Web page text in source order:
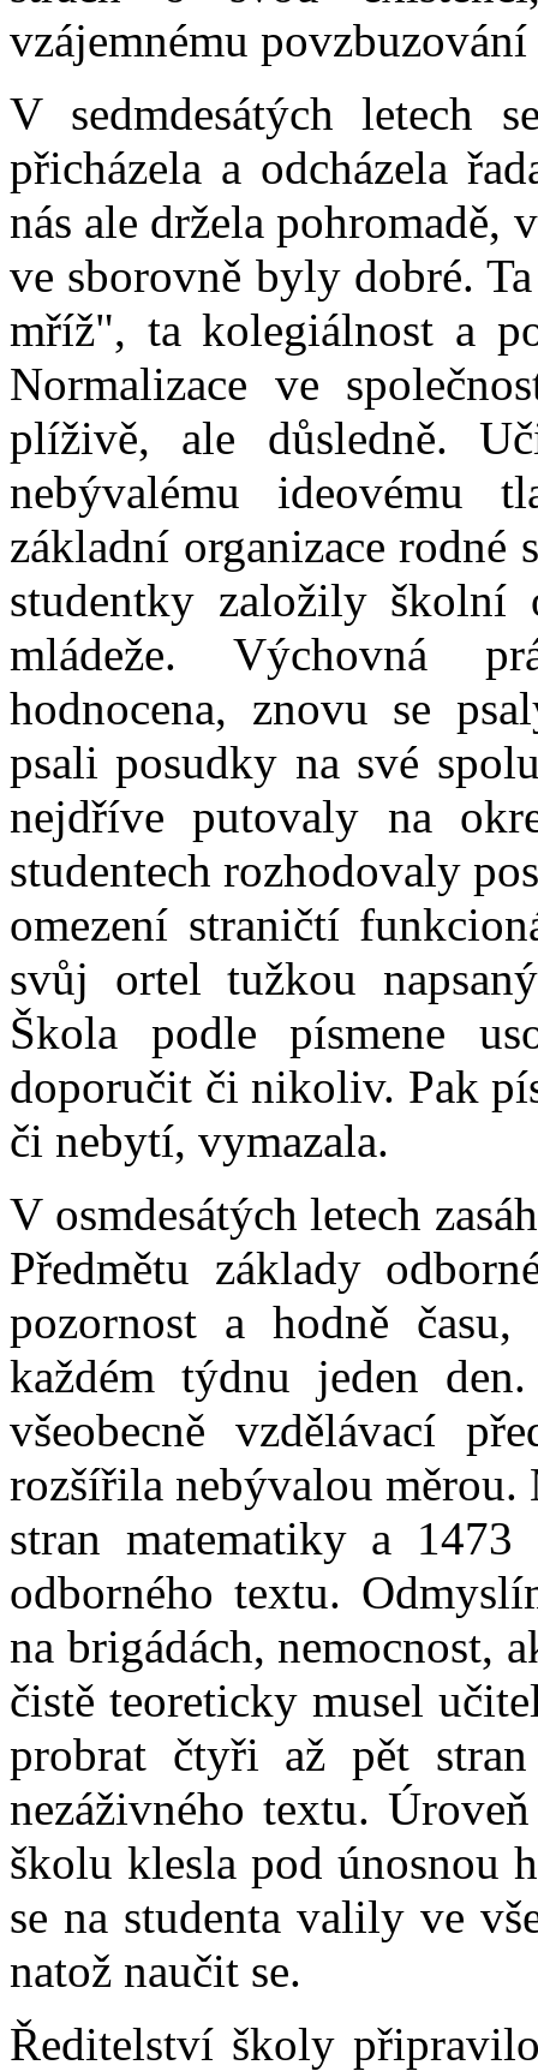
vzájemnému
V sedmdesátých letech
přicházela a odcházela
nás ale držela pohromadě,
ve sborovně byly dobré.
mříž", ta kolegiálnost a
Normalizace ve
plíživě, ale důsledně.
nebývalému ideovému
základní organizace rodné
studentky založily školní
mládeže. Výchovná
hodnocena, znovu se
psali posudky na své
nejdříve putovaly na
studentech rozhodovaly
omezení straničtí
svůj ortel tužkou
Škola podle písmene
doporučit či nikoliv. Pak
či nebytí, vymazala.
V osmdesátých letech
Předmětu základy
pozornost a hodně
každém týdnu jeden
všeobecně vzdělávací
rozšířila nebývalou měrou.
stran matematiky a
odborného textu.
na brigádách, nemocnost,
čistě teoreticky musel
probrat čtyři až pět
nezáživného textu.
školu klesla pod únosnou
se na studenta valily ve
natož naučit se.
Ředitelství školy